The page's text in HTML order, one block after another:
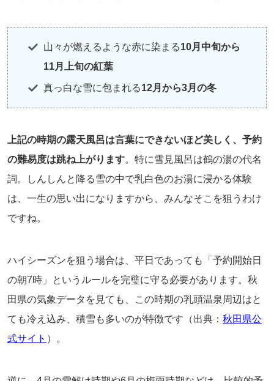
山々が燃えるような赤に染まる10月中旬から
11月上旬の紅葉
真っ白な雪に包まれる12月から3月の冬
上記の時期の露天風呂は言葉にできないほど美しく、予約
の難易度は跳ね上がります。特に雪見風呂は鶴の湯の代名
詞。しんしんと降る雪の中で乳白色のお湯に浸かる体験
は、一生の思い出になりますから、みんなそこを狙うわけ
ですね。
ハイシーズンを狙う場合は、平日であっても「予約開始日
の朝7時」というルールを完璧に守る必要があります。秋
田県の気象データを見ても、この時期の乳頭温泉周辺はと
ても冷え込み、積雪も多いのが特徴です（出典： 秋田県公
式サイト ）。